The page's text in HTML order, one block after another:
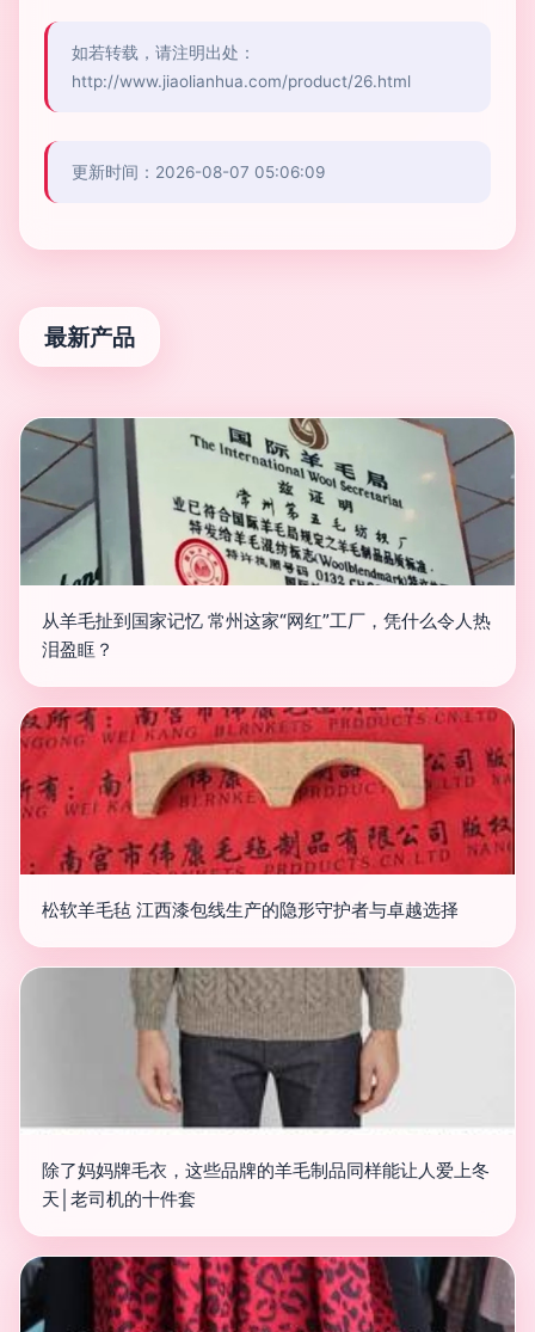
如若转载，请注明出处：
http://www.jiaolianhua.com/product/26.html
更新时间：2026-08-07 05:06:09
最新产品
从羊毛扯到国家记忆 常州这家“网红”工厂，凭什么令人热
泪盈眶？
松软羊毛毡 江西漆包线生产的隐形守护者与卓越选择
除了妈妈牌毛衣，这些品牌的羊毛制品同样能让人爱上冬
天│老司机的十件套